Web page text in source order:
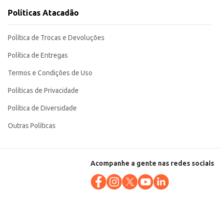
Políticas Atacadão
Política de Trocas e Devoluções
Política de Entregas
Termos e Condições de Uso
Políticas de Privacidade
Política de Diversidade
Outras Políticas
Acompanhe a gente nas redes sociais